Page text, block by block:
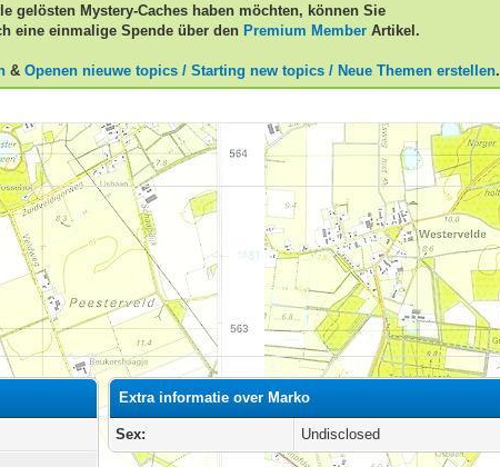
gelösten Mystery-Caches haben möchten, können Sie
eine einmalige Spende über den Premium MemberArtikel.
& Openen nieuwe topics / Starting new topics / Neue Themen erstellen.
Extra informatie over Marko
Sex: Undisclosed